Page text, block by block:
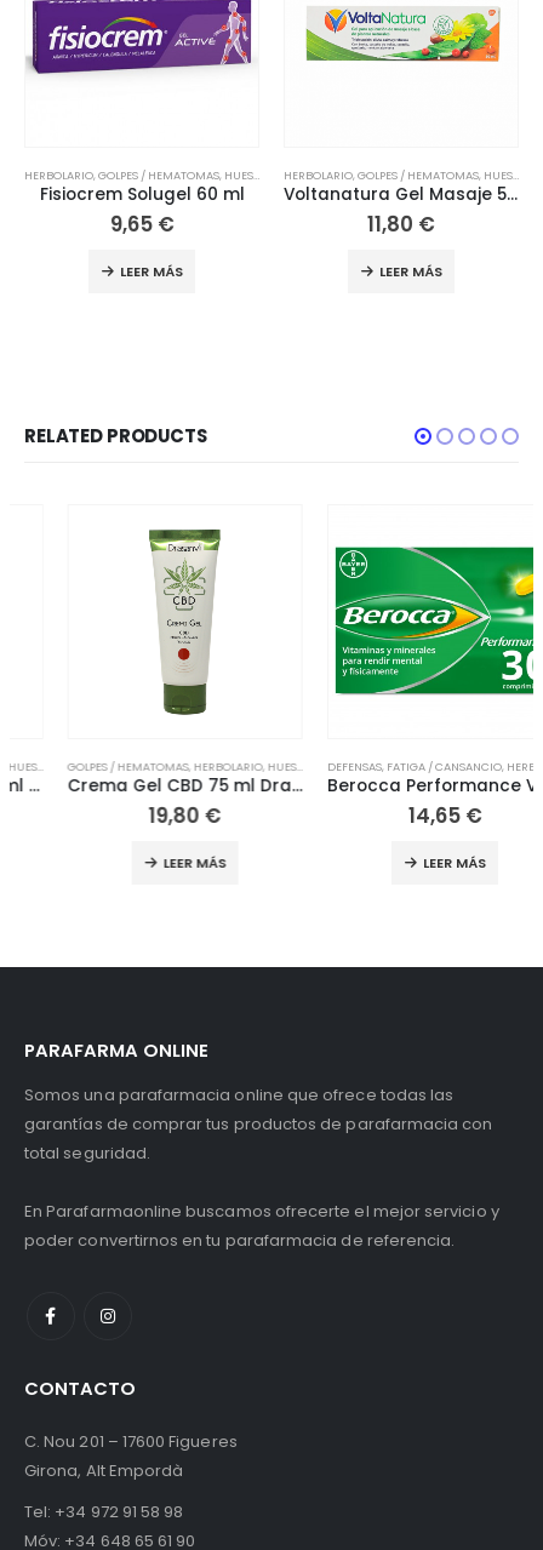
HERBOLARIO,GOLPES / HEMATOMAS, HUESOS / ARTICULACIONES ,MUSCULARES,ORTOPEDIA,
Fisiocrem Solugel 60 ml
9,65 €
LEER MÁS
HERBOLARIO,GOLPES / HEMATOMAS, HUESOS / ARTICULACIONES
Voltanatura Gel Masaje 50ml
11,80 €
LEER MÁS
RELATED PRODUCTS
,LESIONES,MUSCULARES,ORTOPEDIA
GOLPES / HEMATOMAS,HERBOLARIO,HUESOS / ARTICULACIONES ,MUSCULARES,ORTOPEDIA
Crema Gel CBD 75 ml Drasanvi
19,80€
LEER MÁS
DEFENSAS,FATIGA / CANSANCIO,HERBOLARIO ,
Berocca Performance Vitaminas Rendimiento 30 Comprimidos
14,65€
LEER MÁS
PARAFARMA ONLINE
Somos una parafarmacia online que ofrece todas las
garantías de comprar tus productos de parafarmacia con
total seguridad.
En Parafarmaonline buscamos ofrecerte el mejor servicio y
poder convertirnos en tu parafarmacia de referencia.
CONTACTO
C. Nou 201 – 17600 Figueres
Girona, Alt Empordà
Tel: +34 972 91 58 98
Móv: +34 648 65 61 90